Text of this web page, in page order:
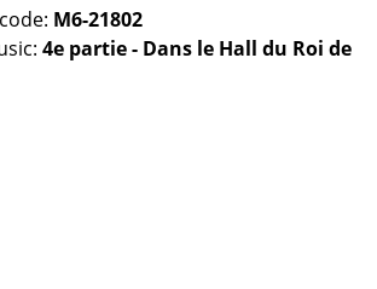
M6-21802
4e partie - Dans le Hall du Roi de